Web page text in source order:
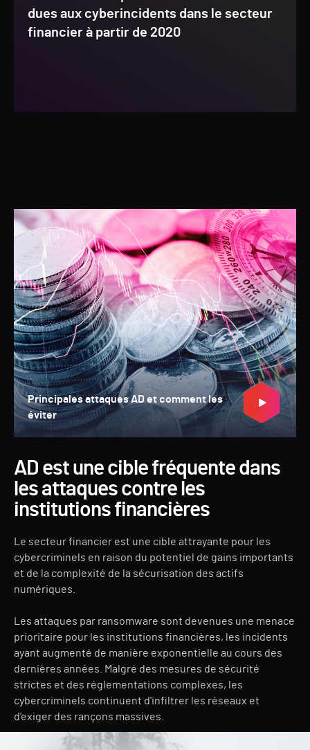
dues aux cyberincidents dans le secteur
financier à partir de 2020
Principales attaques AD et comment les
éviter
AD est une cible fréquente dans
les attaques contre les
institutions financières
Le secteur financier est une cible attrayante pour les
cybercriminels en raison du potentiel de gains importants
et de la complexité de la sécurisation des actifs
numériques.
Les attaques par ransomware sont devenues une menace
prioritaire pour les institutions financières, les incidents
ayant augmenté de manière exponentielle au cours des
dernières années. Malgré des mesures de sécurité
strictes et des réglementations complexes, les
cybercriminels continuent d'infiltrer les réseaux et
d'exiger des rançons massives.